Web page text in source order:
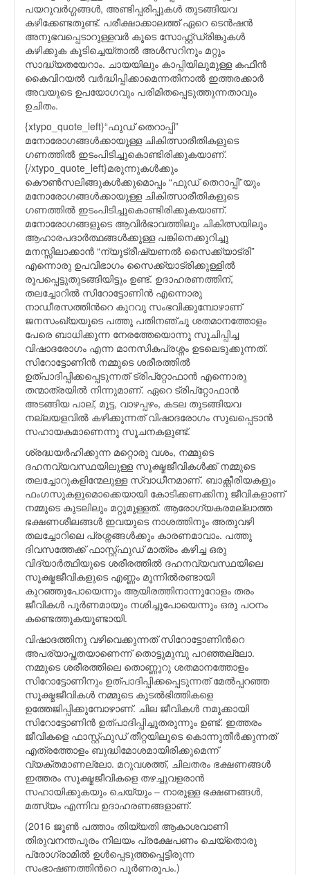
പയറുവര്‍ഗ്ഗങ്ങള്‍, അണ്ടിപ്പരിപ്പുകള്‍ തുടങ്ങിയവ
കഴിക്കേണ്ടതുണ്ട്. പരീക്ഷാക്കാലത്ത് ഏറെ ടെന്‍ഷന്‍
അനുഭവപ്പെടാറുള്ളവര്‍ കൂടെ സോഫ്റ്റ്‌ഡ്രിങ്കുകള്‍
കഴിക്കുക കൂടിച്ചെയ്താല്‍ അള്‍സറിനും മറ്റും
സാദ്ധ്യതയേറാം. ചായയിലും കാപ്പിയിലുമുള്ള കഫീന്‍
കൈവിറയല്‍ വര്‍ദ്ധിപ്പിക്കാമെന്നതിനാല്‍ ഇത്തരക്കാര്‍
അവയുടെ ഉപയോഗവും പരിമിതപ്പെടുത്തുന്നതാവും
ഉചിതം.
{xtypo_quote_left}“ഫുഡ് തെറാപ്പി”
മനോരോഗങ്ങള്‍ക്കായുള്ള ചികിത്സാരീതികളുടെ
ഗണത്തില്‍ ഇടംപിടിച്ചുകൊണ്ടിരിക്കുകയാണ്.
{/xtypo_quote_left}മരുന്നുകള്‍ക്കും
കൌണ്‍സലിങ്ങുകള്‍ക്കുമൊപ്പം “ഫുഡ് തെറാപ്പി”യും
മനോരോഗങ്ങള്‍ക്കായുള്ള ചികിത്സാരീതികളുടെ
ഗണത്തില്‍ ഇടംപിടിച്ചുകൊണ്ടിരിക്കുകയാണ്.
മനോരോഗങ്ങളുടെ ആവിര്‍ഭാവത്തിലും ചികിത്സയിലും
ആഹാരപദാര്‍ത്ഥങ്ങള്‍ക്കുള്ള പങ്കിനെക്കുറിച്ചു
മനസ്സിലാക്കാന്‍ “ന്യൂട്രീഷ്യണല്‍ സൈക്ക്യാട്രി”
എന്നൊരു ഉപവിഭാഗം സൈക്ക്യാട്രിക്കുള്ളില്‍
രൂപപ്പെട്ടുതുടങ്ങിയിട്ടും ഉണ്ട്. ഉദാഹരണത്തിന്,
തലച്ചോറില്‍ സിറോട്ടോണിന്‍ എന്നൊരു
നാഡീരസത്തിന്‍റെ കുറവു സംഭവിക്കുമ്പോഴാണ്
ജനസംഖ്യയുടെ പത്തു പതിനഞ്ചു ശതമാനത്തോളം
പേരെ ബാധിക്കുന്ന നേരത്തേയൊന്നു സൂചിപ്പിച്ച
വിഷാദരോഗം എന്ന മാനസികപ്രശ്നം ഉടലെടുക്കുന്നത്.
സിറോട്ടോണിന്‍ നമ്മുടെ ശരീരത്തില്‍
ഉത്പാദിപ്പിക്കപ്പെടുന്നത് ട്രിപ്റ്റോഫാന്‍ എന്നൊരു
തന്മാത്രയില്‍ നിന്നുമാണ്. ഏറെ ട്രിപ്റ്റോഫാന്‍
അടങ്ങിയ പാല്, മുട്ട, വാഴപ്പഴം, കടല തുടങ്ങിയവ
നല്ലയളവില്‍ കഴിക്കുന്നത് വിഷാദരോഗം സുഖപ്പെടാന്‍
സഹായകമാണെന്നു സൂചനകളുണ്ട്.
ശ്രദ്ധയര്‍ഹിക്കുന്ന മറ്റൊരു വശം, നമ്മുടെ
ദഹനവ്യവസ്ഥയിലുള്ള സൂക്ഷ്മജീവികള്‍ക്ക് നമ്മുടെ
തലച്ചോറുകളിന്മേലുള്ള സ്വാധീനമാണ്. ബാക്റ്റീരിയകളും
ഫംഗസുകളുമൊക്കെയായി കോടിക്കണക്കിനു ജീവികളാണ്
നമ്മുടെ കുടലിലും മറ്റുമുള്ളത്. ആരോഗ്യകരമല്ലാത്ത
ഭക്ഷണശീലങ്ങള്‍ ഇവയുടെ നാശത്തിനും അതുവഴി
തലച്ചോറിലെ പ്രശ്നങ്ങള്‍ക്കും കാരണമാവാം. പത്തു
ദിവസത്തേക്ക് ഫാസ്റ്റ്ഫുഡ് മാത്രം കഴിച്ച ഒരു
വിദ്യാര്‍ത്ഥിയുടെ ശരീരത്തില്‍ ദഹനവ്യവസ്ഥയിലെ
സൂക്ഷ്മജീവികളുടെ എണ്ണം മൂന്നില്‍രണ്ടായി
കുറഞ്ഞുപോയെന്നും ആയിരത്തിനാന്നൂറോളം തരം
ജീവികള്‍ പൂര്‍ണമായും നശിച്ചുപോയെന്നും ഒരു പഠനം
കണ്ടെത്തുകയുണ്ടായി.
വിഷാദത്തിനു വഴിവെക്കുന്നത് സിറോട്ടോണിന്‍റെ
അപര്യാപ്തതയാണെന്ന് തൊട്ടുമുമ്പു പറഞ്ഞല്ലോ.
നമ്മുടെ ശരീരത്തിലെ തൊണ്ണൂറു ശതമാനത്തോളം
സിറോട്ടോണിനും ഉത്പാദിപ്പിക്കപ്പെടുന്നത് മേല്‍പ്പറഞ്ഞ
സൂക്ഷ്മജീവികള്‍ നമ്മുടെ കുടല്‍ഭിത്തികളെ
ഉത്തേജിപ്പിക്കുമ്പോഴാണ്. ചില ജീവികള്‍ നമുക്കായി
സിറോട്ടോണിന്‍ ഉത്പാദിപ്പിച്ചുതരുന്നും ഉണ്ട്. ഇത്തരം
ജീവികളെ ഫാസ്റ്റ്ഫുഡ് തീറ്റയിലൂടെ കൊന്നുതീര്‍ക്കുന്നത്
എത്രത്തോളം ബുദ്ധിമോശമായിരിക്കുമെന്ന്
വ്യക്തമാണല്ലോ. മറുവശത്ത്, ചിലതരം ഭക്ഷണങ്ങള്‍
ഇത്തരം സൂക്ഷ്മജീവികളെ തഴച്ചുവളരാന്‍
സഹായിക്കുകയും ചെയ്യും – നാരുള്ള ഭക്ഷണങ്ങള്‍,
മത്സ്യം എന്നിവ ഉദാഹരണങ്ങളാണ്.
(2016 ജൂണ്‍ പത്താം തിയ്യതി ആകാശവാണി
തിരുവനന്തപുരം നിലയം പ്രക്ഷേപണം ചെയ്തൊരു
പ്രോഗ്രാമില്‍ ഉള്‍പ്പെടുത്തപ്പെട്ടിരുന്ന
സംഭാഷണത്തിന്‍റെ പൂര്‍ണരൂപം.)